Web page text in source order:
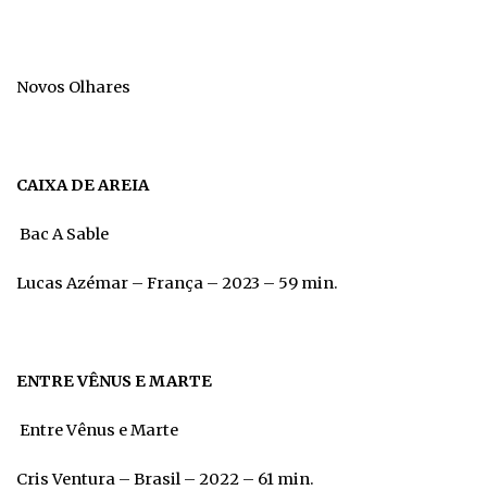
Novos Olhares
CAIXA DE AREIA
Bac A Sable
Lucas Azémar – França – 2023 – 59 min.
ENTRE VÊNUS E MARTE
Entre Vênus e Marte
Cris Ventura – Brasil – 2022 – 61 min.